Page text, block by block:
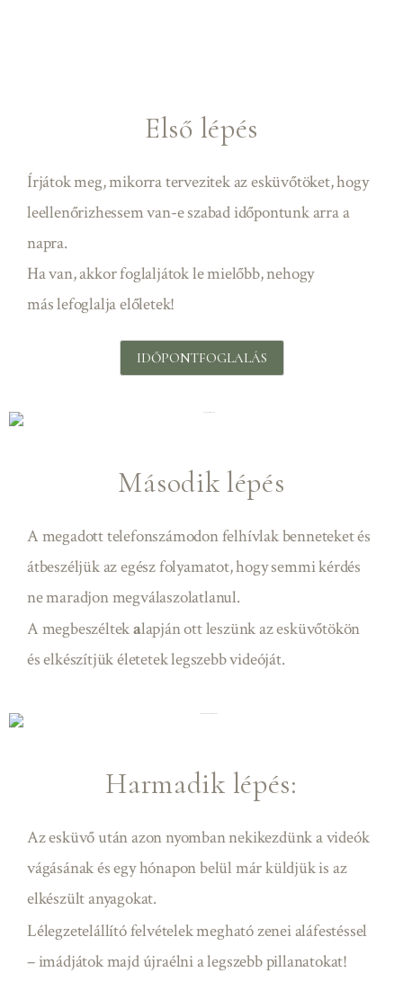
Első lépés
Írjátok meg, mikorra tervezitek az esküvőtöket, hogy
leellenőrizhessem van-e szabad időpontunk arra a
napra.
Ha van, akkor foglaljátok le mielőbb, nehogy
máslefoglalja előletek!
IDŐPONTFOGLALÁS
Második lépés
A megadott telefonszámodon felhívlak benneteket és
átbeszéljük az egész folyamatot, hogy semmi kérdés
ne maradjon megválaszolatlanul.
A megbeszéltekalapján ott leszünk az esküvőtökön
és elkészítjük életetek legszebb videóját.
Harmadik lépés:
Az esküvő után azon nyomban nekikezdünk a videók
vágásának és egy hónapon belül már küldjük is az
elkészült anyagokat.
Lélegzetelállító felvételek megható zenei aláfestéssel
– imádjátok majd újraélni a legszebb pillanatokat!